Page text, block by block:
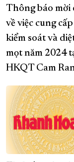
Thông báo mời
về việc cung
kiểm soát và
mọt năm 2024
HKQT Cam